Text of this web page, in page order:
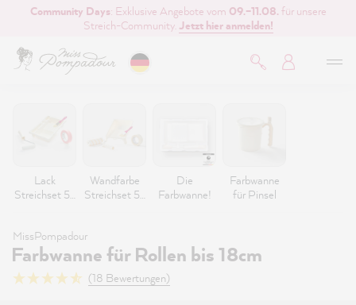
springen
Community Days: Exklusive Angebote vom 09.–11.08. für unsere
Streich-Community. Jetzt hier anmelden!
Lack
Streichset 5-
Wandfarbe
Streichset 5-
Die
Farbwanne!
Farbwanne
für Pinsel
MissPompadour
Farbwanne für Rollen bis 18cm
(18 Bewertungen)